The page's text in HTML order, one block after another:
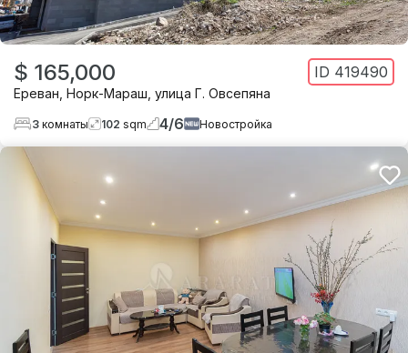
$ 165,000 ID 419490
Ереван Норк-Мараш улица Г. Овсепяна
3 комнаты 102 sqm 4/6 Новостройка